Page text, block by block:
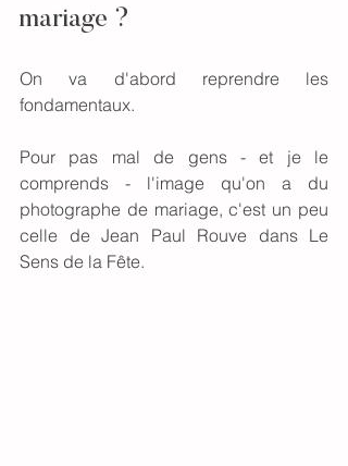
mariage ?
On va d'abord reprendre les
fondamentaux.
Pour pas mal de gens - et je le
comprends - l'image qu'on a du
photographe de mariage, c'est un peu
celle de Jean Paul Rouve dans Le
Sens de la Fête.